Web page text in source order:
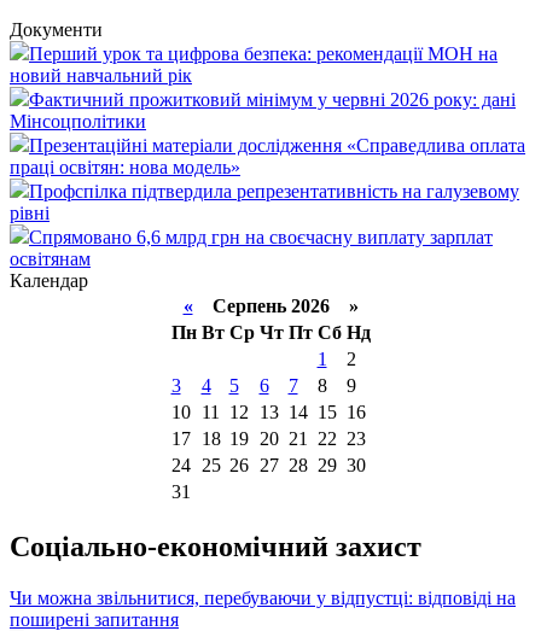
Документи
Перший урок та цифрова безпека: рекомендації МОН на
новий навчальний рік
Фактичний прожитковий мінімум у червні 2026 року: дані
Мінсоцполітики
Презентаційні матеріали дослідження «Справедлива оплата
праці освітян: нова модель»
Профспілка підтвердила репрезентативність на галузевому
рівні
Спрямовано 6,6 млрд грн на своєчасну виплату зарплат
освітянам
Календар
«Серпень 2026 »
Пн Вт Ср Чт Пт Сб Нд
1
2
3
4 5 6 7 8
9
10
11 12 13 14 15 16
17
18 19 20 21 22 23
24
25 26 27 28 29 30
31
Соціально-економічний захист
Чи можна звільнитися, перебуваючи у відпустці: відповіді на
поширені запитання